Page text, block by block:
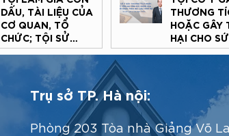
DẤU, TÀI LIỆU CỦA
CƠ QUAN, TỔ
CHỨC; TỘI SỬ
DỤNG CON DẤU,
TÀI LIỆU GIẢ CỦA
CƠ QUAN, TỔ
CHỨC THEO QUY
ĐỊNH CỦA BỘ
LUẬT HÌNH SỰ
THƯƠNG
HOẶC GÂY
HẠI CHO
KHỎE CỦA
LUẬT HÌNH
Trụ sở TP. Hà nội:
Phòng 203 Tòa nhà Giảng Võ